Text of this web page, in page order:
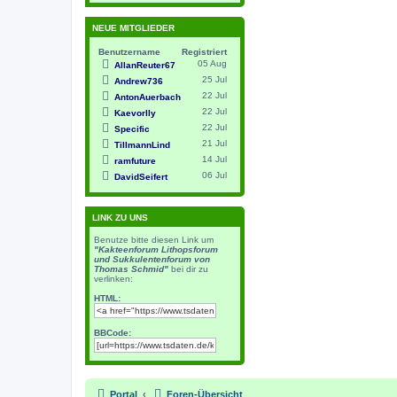
NEUE MITGLIEDER
Benutzername
Registriert
AllanReuter67
05 Aug
Andrew736
25 Jul
AntonAuerbach
22 Jul
Kaevorlly
22 Jul
Specific
22 Jul
TillmannLind
21 Jul
ramfuture
14 Jul
DavidSeifert
06 Jul
LINK ZU UNS
Benutze bitte diesen Link um
"Kakteenforum Lithopsforum
und Sukkulentenforum von
Thomas Schmid" bei dir zu
verlinken:
HTML:
BBCode:
Portal Foren-Übersicht